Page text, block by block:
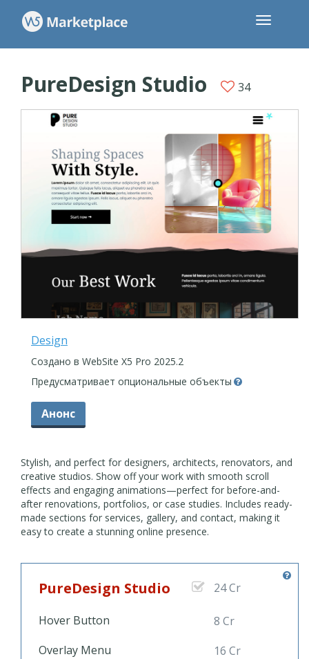
PureDesign Studio 34
Design
Создано в WebSite X5 Pro 2025.2
Предусматривает опциональные объекты
Анонс
Stylish, and perfect for designers, architects, renovators, and
creative studios. Show off your work with smooth scroll
effects and engaging animations—perfect for before-and-
after renovations, portfolios, or case studies. Includes ready-
made sections for services, gallery, and contact, making it
easy to create a stunning online presence.
PureDesign Studio 24 Cr
Hover Button
8 Cr
Overlay Menu
16 Cr